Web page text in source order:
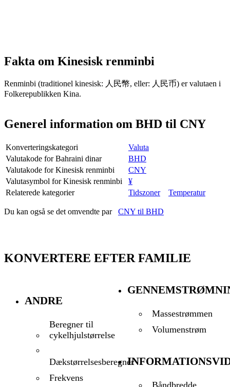
Fakta om Kinesisk renminbi
Renminbi (traditionel kinesisk: 人民幣, eller: 人民币) er valutaen i
Folkerepublikken Kina.
Generel information om BHD til CNY
Konverteringskategori
Valuta
Valutakode for Bahraini dinar
BHD
Valutakode for Kinesisk renminbi
CNY
Valutasymbol for Kinesisk renminbi
¥
Relaterede kategorier
Tidszoner Temperatur
Du kan også se det omvendte par CNY til BHD
KONVERTERE EFTER FAMILIE
ANDRE
Beregner til
cykelhjulstørrelse
Dækstørrelsesberegner
Frekvens
Massestrømmen
Volumenstrøm